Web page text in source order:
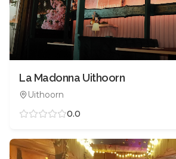
La Madonna Uithoorn
Uithoorn
0.0